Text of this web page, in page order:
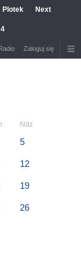
Plotek Next
Zaloguj się
Ndz
5
12
19
26